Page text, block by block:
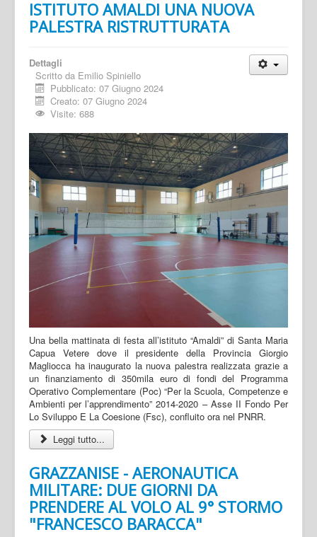
ISTITUTO AMALDI UNA NUOVA
PALESTRA RISTRUTTURATA
Dettagli
Scritto da Emilio Spiniello
Pubblicato: 07 Giugno 2024
Creato: 07 Giugno 2024
Visite: 688
Una bella mattinata di festa all’istituto “Amaldi” di Santa Maria
Capua Vetere dove il presidente della Provincia Giorgio
Magliocca ha inaugurato la nuova palestra realizzata grazie a
un finanziamento di 350mila euro di fondi del Programma
Operativo Complementare (Poc) “Per la Scuola, Competenze e
Ambienti per l’apprendimento” 2014-2020 – Asse II Fondo Per
Lo Sviluppo E La Coesione (Fsc), confluito ora nel PNRR.
Leggi tutto...
GRAZZANISE - AERONAUTICA
MILITARE: DUE GIORNI DA
PRENDERE AL VOLO AL 9° STORMO
"FRANCESCO BARACCA"